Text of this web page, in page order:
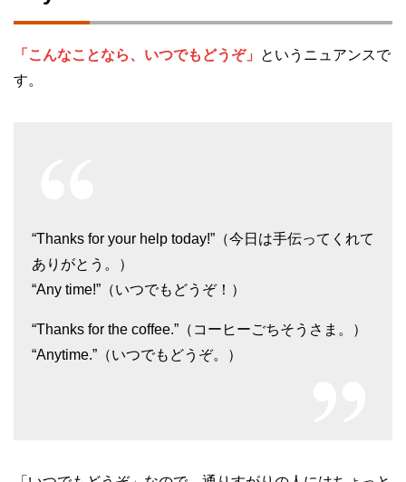
「こんなことなら、いつでもどうぞ」
というニュアンスで
す。
“Thanks for your help today!”（今日は手伝ってくれて
ありがとう。）
“Any time!”（いつでもどうぞ！）
“Thanks for the coffee.”（コーヒーごちそうさま。）
“Anytime.”（いつでもどうぞ。）